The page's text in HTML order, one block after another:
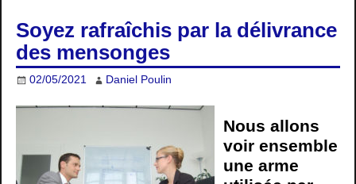
Soyez rafraîchis par la délivrance
des mensonges
02/05/2021 Daniel Poulin
Nous allons
voir ensemble
une arme